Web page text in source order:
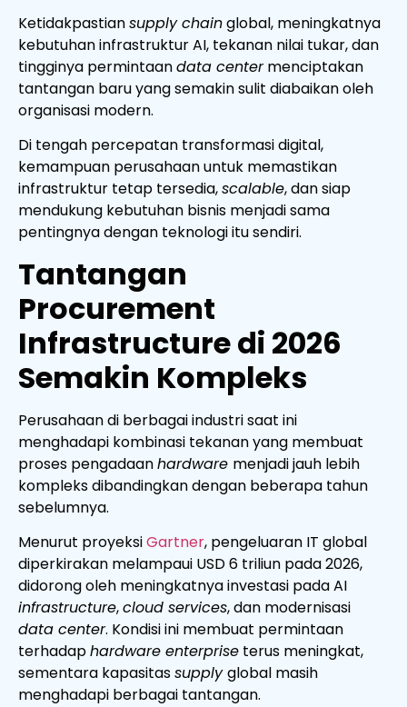
Ketidakpastiansupply chainglobal, meningkatnya
kebutuhan infrastruktur AI, tekanan nilai tukar, dan
tingginya permintaandata centermenciptakan
tantangan baru yang semakin sulit diabaikan oleh
organisasi modern.
Di tengah percepatan transformasi digital,
kemampuan perusahaan untuk memastikan
infrastruktur tetap tersedia,scalable, dan siap
mendukung kebutuhan bisnis menjadi sama
pentingnya dengan teknologi itu sendiri.
Tantangan
Procurement
Infrastructure di 2026
Semakin Kompleks
Perusahaan di berbagai industri saat ini
menghadapi kombinasi tekanan yang membuat
proses pengadaanhardware menjadi jauh lebih
kompleks dibandingkan dengan beberapa tahun
sebelumnya.
Menurut proyeksiGartner, pengeluaran IT global
diperkirakan melampaui USD 6 triliun pada 2026,
didorong oleh meningkatnya investasi pada AI
infrastructure,cloud services, dan modernisasi
data center. Kondisi ini membuat permintaan
terhadaphardware enterprise terus meningkat,
sementara kapasitassupplyglobal masih
menghadapi berbagai tantangan.